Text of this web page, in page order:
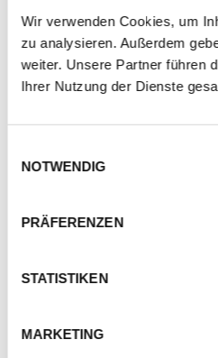
Wir verwenden Cookies, um
zu analysieren. Außerdem
weiter. Unsere Partner führen
Ihrer Nutzung der Dienste
NOTWENDIG
PRÄFERENZEN
STATISTIKEN
MARKETING